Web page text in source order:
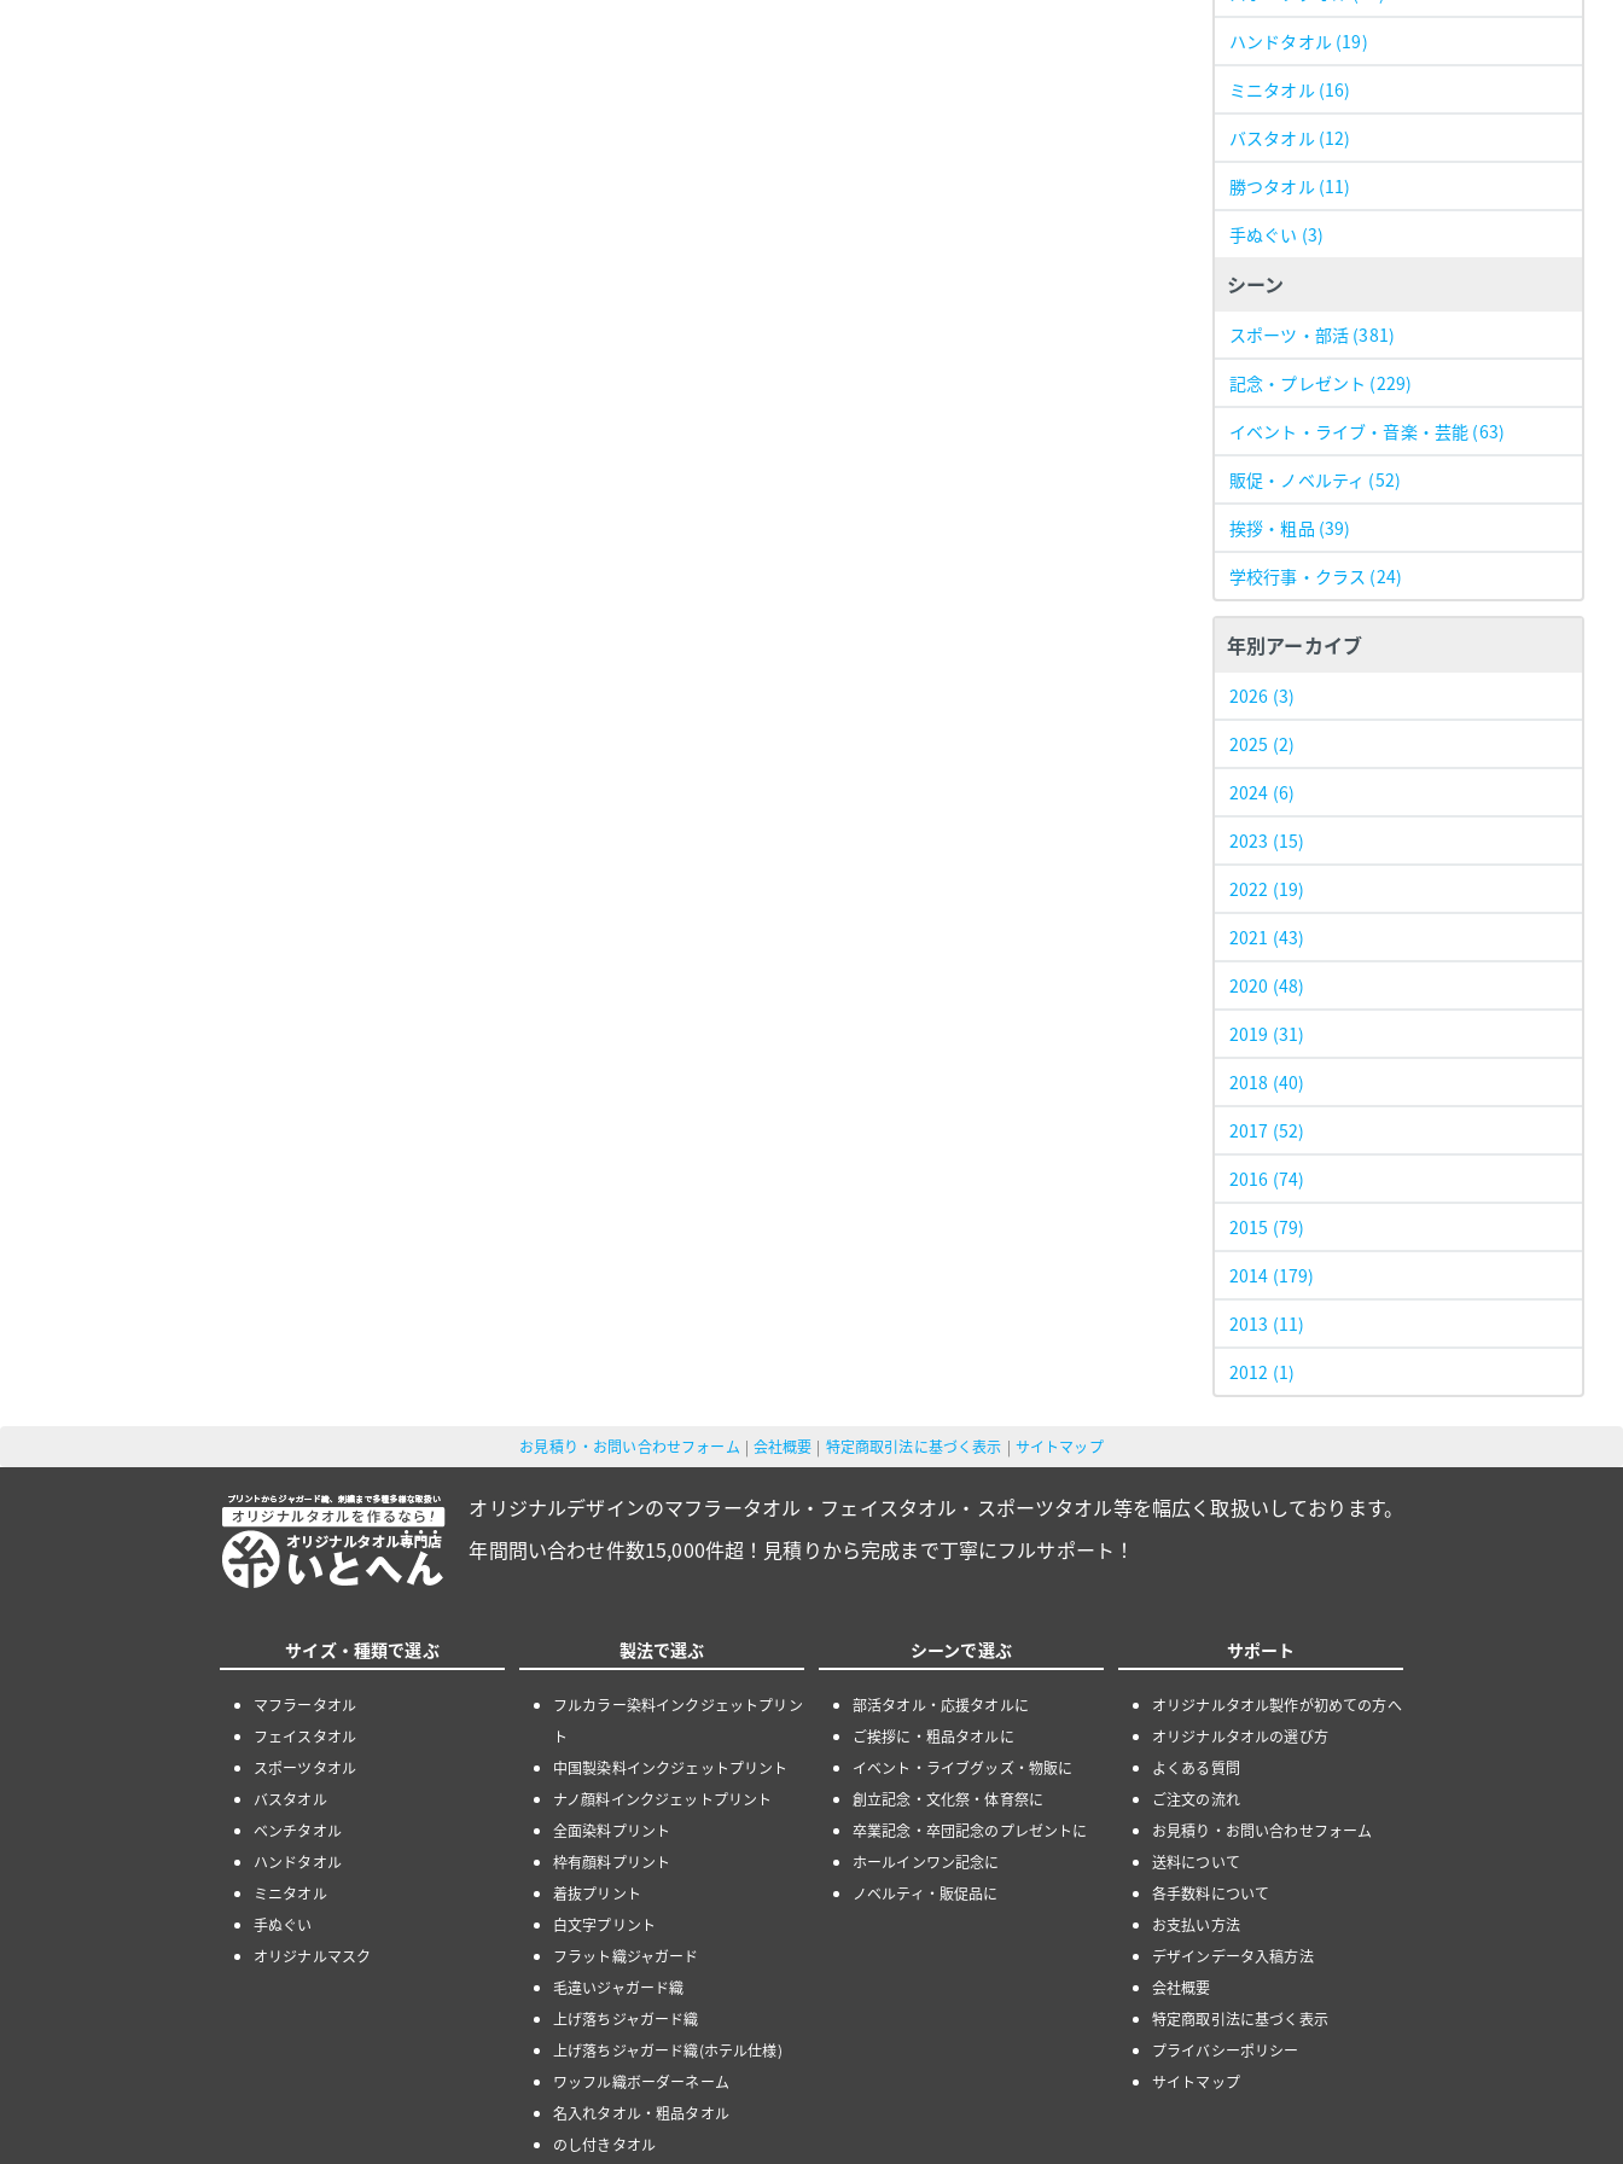
ハンドタオル (19)
ミニタオル (16)
バスタオル (12)
勝つタオル (11)
手ぬぐい (3)
シーン
スポーツ・部活 (381)
記念・プレゼント (229)
イベント・ライブ・音楽・芸能 (63)
販促・ノベルティ (52)
挨拶・粗品 (39)
学校行事・クラス (24)
年別アーカイブ
2026 (3)
2025 (2)
2024 (6)
2023 (15)
2022 (19)
2021 (43)
2020 (48)
2019 (31)
2018 (40)
2017 (52)
2016 (74)
2015 (79)
2014 (179)
2013 (11)
2012 (1)
お見積り・お問い合わせフォーム 会社概要 特定商取引法に基づく表示 サイトマップ
オリジナルデザインのマフラータオル・フェイスタオル・スポーツタオル等を幅広く取扱いしております。
年間問い合わせ件数15,000件超！見積りから完成まで丁寧にフルサポート！
サイズ・種類で選ぶ
マフラータオル
フェイスタオル
スポーツタオル
バスタオル
ベンチタオル
ハンドタオル
ミニタオル
手ぬぐい
オリジナルマスク
製法で選ぶ
フルカラー染料インクジェットプリン
ト
中国製染料インクジェットプリント
ナノ顔料インクジェットプリント
全面染料プリント
枠有顔料プリント
着抜プリント
白文字プリント
フラット織ジャガード
毛違いジャガード織
上げ落ちジャガード織
上げ落ちジャガード織(ホテル仕様)
ワッフル織ボーダーネーム
名入れタオル・粗品タオル
のし付きタオル
シーンで選ぶ
部活タオル・応援タオルに
ご挨拶に・粗品タオルに
イベント・ライブグッズ・物販に
創立記念・文化祭・体育祭に
卒業記念・卒団記念のプレゼントに
ホールインワン記念に
ノベルティ・販促品に
サポート
オリジナルタオル製作が初めての方へ
オリジナルタオルの選び方
よくある質問
ご注文の流れ
お見積り・お問い合わせフォーム
送料について
各手数料について
お支払い方法
デザインデータ入稿方法
会社概要
特定商取引法に基づく表示
プライバシーポリシー
サイトマップ